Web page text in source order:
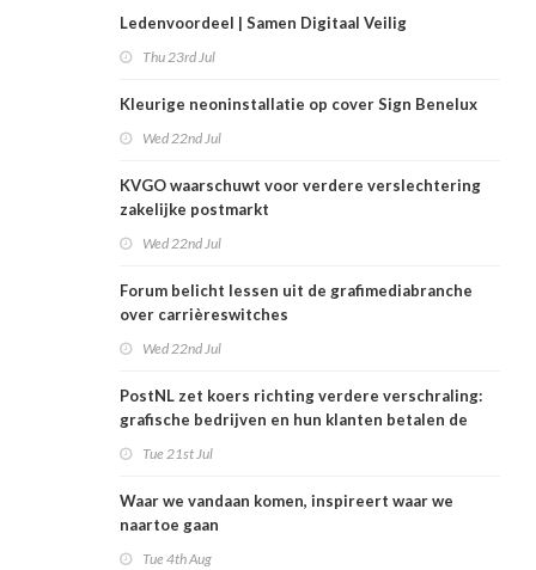
Ledenvoordeel | Samen Digitaal Veilig
Thu 23rd Jul
Kleurige neoninstallatie op cover Sign Benelux
Wed 22nd Jul
KVGO waarschuwt voor verdere verslechtering
zakelijke postmarkt
Wed 22nd Jul
Forum belicht lessen uit de grafimediabranche
over carrièreswitches
Wed 22nd Jul
PostNL zet koers richting verdere verschraling:
grafische bedrijven en hun klanten betalen de
Tue 21st Jul
Waar we vandaan komen, inspireert waar we
naartoe gaan
Tue 4th Aug